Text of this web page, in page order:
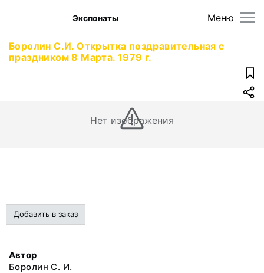
Меню
Экспонаты
Боролин С.И. Открытка поздравительная с
праздником 8 Марта. 1979 г.
Нет изображения
Добавить в заказ
Автор
Боролин С. И.